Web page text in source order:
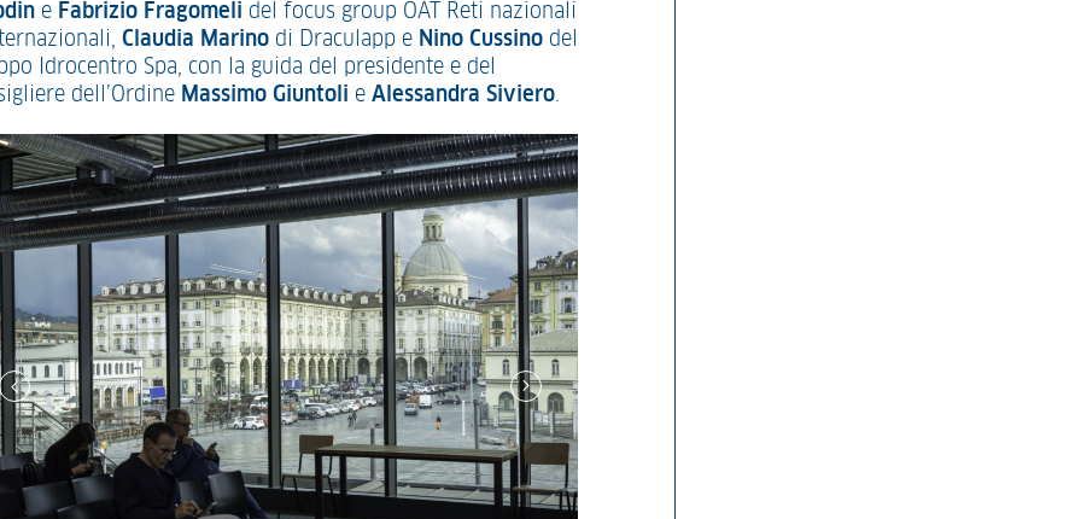
e Fabrizio Fragomeli del focus group OAT Reti nazionali
Claudia Marino di Draculapp e Nino Cussino del
Idrocentro Spa, con la guida del presidente e del
dell’Ordine Massimo Giuntoli e Alessandra Siviero.